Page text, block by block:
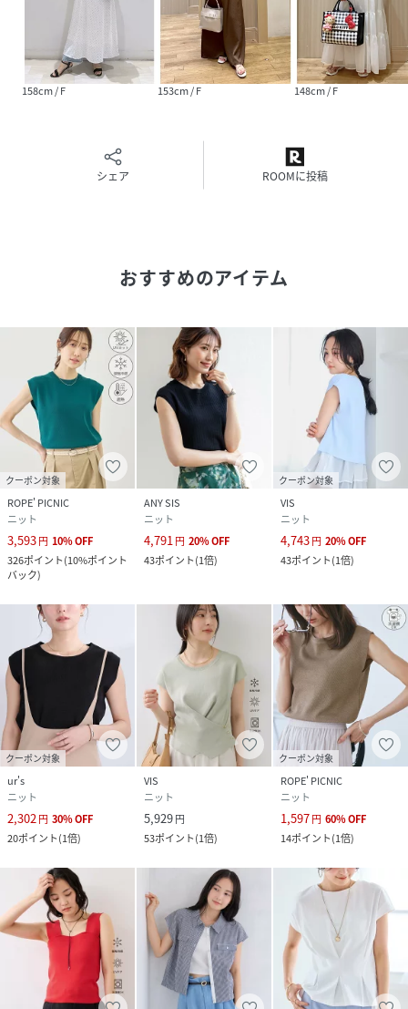
透け感：ややあり
伸縮性：あり
ボタン：なし
生地の厚さ：やや薄手
【モデル着用サイズ】
身長：161cm着用サイズ：F
い色味は生地アップ画像をご確認ください。
性別タイプ レディース
原産国
ブラック（01）：中国｜ホワイト（10）：中国
製｜オフホワイト（15）：中国｜ブラウン
（22）：中国｜サックス（48）：中国｜レッド
（60）：中国
素材
ブラック（01）：レーヨン 66% ナイロン 34%
｜ホワイト（10）：レーヨン 66% ナイロン
34%｜オフホワイト（15）：レーヨン 66% ナイ
ロン 34%｜ブラウン（22）：レーヨン 66% ナ
イロン 34%｜サックス（48）：レーヨン 66%
ナイロン 34%｜レッド（60）：レーヨン 66%
ナイロン 34%
クリーニング
ブラック（01）：
ホワイト（10）：
オフホワイト（15）：
ブラウン（22）：
サックス（48）：
レッド（60）：
品番
RX9338_BVM36150
(BVM36150-60-099 RX9338 )
158cm / F 153cm / F 148cm / F
シェア ROOMに投稿
おすすめのアイテム
クーポン対象
ROPE' PICNIC
ニット
3,593円 10%OFF
326ポイント(10%ポイント
バック)
ANY SIS
ニット
4,791円 20%OFF
43ポイント(1倍)
クーポン対象
VIS
ニット
4,743円 20%OFF
43ポイント(1倍)
クーポン対象
ur's
ニット
2,302円 30%OFF
20ポイント(1倍)
VIS
ニット
5,929円
53ポイント(1倍)
クーポン対象
ROPE' PICNIC
ニット
1,597円 60%OFF
14ポイント(1倍)